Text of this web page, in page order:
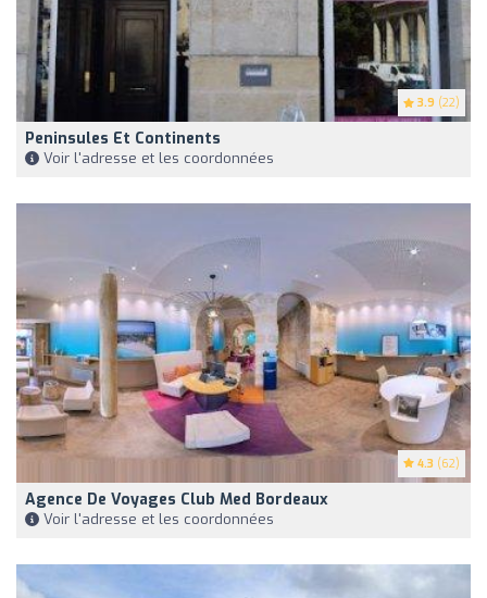
3.9 (22)
Peninsules Et Continents
Voir l'adresse et les coordonnées
4.3 (62)
Agence De Voyages Club Med Bordeaux
Voir l'adresse et les coordonnées